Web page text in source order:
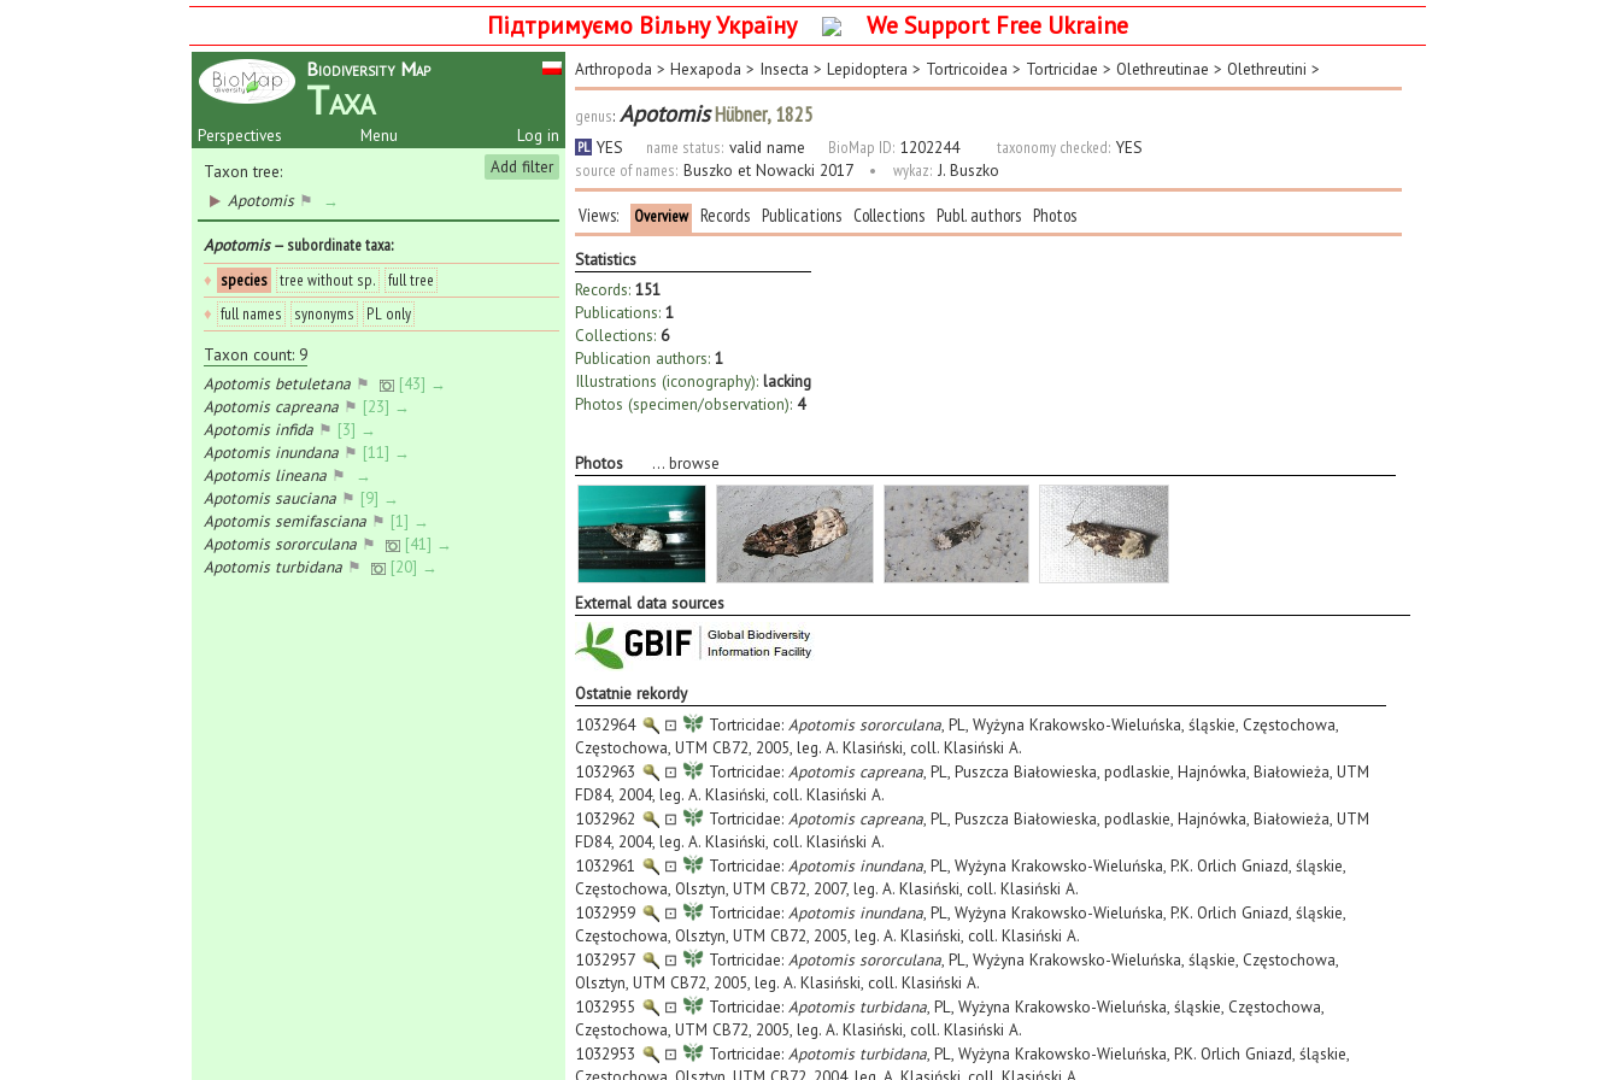
Підтримуємо Вільну Україну We Support Free Ukraine
Biodiversity Map
Taxa
Perspectives Log in
Menu
Add filter
Taxon tree:
Apotomis⚑ →
Apotomis— subordinate taxa:
♦ species tree without sp.
full tree
♦ full names synonyms
PL only
Taxon count: 9
Apotomis betuletana ⚑
[43] →
Apotomis capreana ⚑ [23] →
Apotomis infida ⚑ [3] →
Apotomis inundana ⚑ [11] →
Apotomis lineana ⚑
→
Apotomis sauciana ⚑ [9] →
Apotomis semifasciana ⚑ [1] →
Apotomis sororculana ⚑
[41] →
Apotomis turbidana ⚑ [20] →
Arthropoda > Hexapoda > Insecta > Lepidoptera > Tortricoidea > Tortricidae > Olethreutinae > Olethreutini >
genus: ApotomisHübner, 1825
PL YES name status: valid name BioMap ID: 1202244 taxonomy checked: YES
source of names: Buszko et Nowacki 2017 • wykaz: J. Buszko
Views: Overview Records Publications Collections Publ. authors Photos
Statistics
Records: 151
Publications: 1
Collections: 6
Publication authors: 1
Illustrations (iconography): lacking
Photos (specimen/observation): 4
Photos ... browse
External data sources
Ostatnie rekordy
1032964
⊡ Tortricidae: Apotomis sororculana, PL, Wyżyna Krakowsko-Wieluńska, śląskie, Częstochowa,
Częstochowa, UTM CB72, 2005, leg. A. Klasiński, coll. Klasiński A.
1032963
⊡ Tortricidae: Apotomis capreana, PL, Puszcza Białowieska, podlaskie, Hajnówka, Białowieża, UTM
FD84, 2004, leg. A. Klasiński, coll. Klasiński A.
1032962
⊡ Tortricidae: Apotomis capreana, PL, Puszcza Białowieska, podlaskie, Hajnówka, Białowieża, UTM
FD84, 2004, leg. A. Klasiński, coll. Klasiński A.
1032961
⊡ Tortricidae: Apotomis inundana, PL, Wyżyna Krakowsko-Wieluńska, P.K. Orlich Gniazd, śląskie,
Częstochowa, Olsztyn, UTM CB72, 2007, leg. A. Klasiński, coll. Klasiński A.
1032959
⊡ Tortricidae: Apotomis inundana, PL, Wyżyna Krakowsko-Wieluńska, P.K. Orlich Gniazd, śląskie,
Częstochowa, Olsztyn, UTM CB72, 2005, leg. A. Klasiński, coll. Klasiński A.
1032957
⊡ Tortricidae: Apotomis sororculana, PL, Wyżyna Krakowsko-Wieluńska, śląskie, Częstochowa,
Olsztyn, UTM CB72, 2005, leg. A. Klasiński, coll. Klasiński A.
1032955
⊡ Tortricidae: Apotomis turbidana, PL, Wyżyna Krakowsko-Wieluńska, śląskie, Częstochowa,
Częstochowa, UTM CB72, 2005, leg. A. Klasiński, coll. Klasiński A.
1032953
⊡ Tortricidae: Apotomis turbidana, PL, Wyżyna Krakowsko-Wieluńska, P.K. Orlich Gniazd, śląskie,